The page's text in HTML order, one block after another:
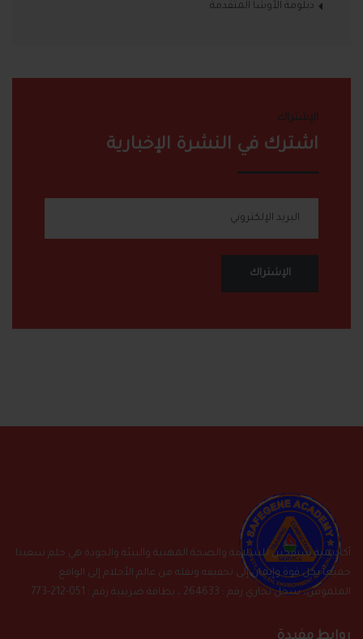
دبلومة الأوشا المتقدمة
الإشتراك
اشترك في النشرة الإخبارية
أكاديمية سيفجين للسلامة والصحة المهنية والبيئة والجودة هي حلم سعينا
جميعاً بكل قوة وإيمان إلى تحقيقه ونقله من عالم الأحلام إلى الواقع
الملموس، سجل تجاري رقم : 264633 ، بطاقة ضريبية رقم : 051-212-773